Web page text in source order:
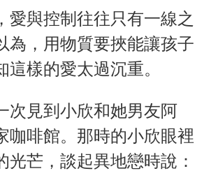
愛與控制往往只有一線之
為，用物質要挾能讓孩子
這樣的愛太過沉重。
次見到小欣和她男友阿
咖啡館。那時的小欣眼裡
光芒，談起異地戀時說：